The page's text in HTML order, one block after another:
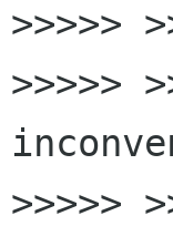
>>>>>
>>>>>
>>>>>